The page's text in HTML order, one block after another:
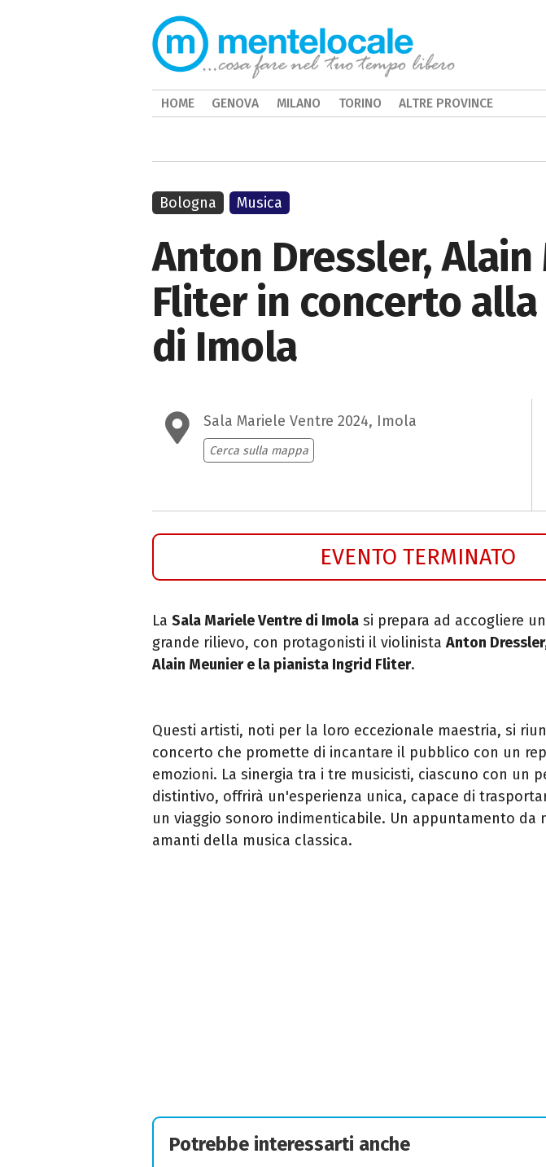
Anton Dressler,
Fliter in concerto
di Imola
Sala Mariele Ventre 2024, Imola
Cerca sulla mappa
EVENTO TERMINATO
La Sala Mariele Ventre di Imola si prepara ad accogliere
grande rilievo, con protagonisti il violinista Anton
Alain Meunier e la pianista Ingrid Fliter.
Questi artisti, noti per la loro eccezionale maestria, si
concerto che promette di incantare il pubblico con un
emozioni. La sinergia tra i tre musicisti, ciascuno con un
distintivo, offrirà un'esperienza unica, capace di
un viaggio sonoro indimenticabile. Un appuntamento da
amanti della musica classica.
Bologna Musica
Potrebbe interessarti anche
HOME GENOVA MILANO TORINO ALTRE PROVINCE